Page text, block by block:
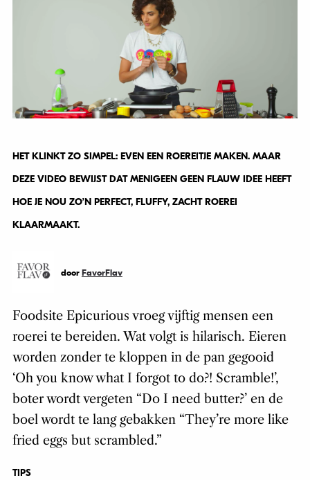
HET KLINKT ZO SIMPEL: EVEN EEN ROEREITJE MAKEN. MAAR
DEZE VIDEO BEWIJST DAT MENIGEEN GEEN FLAUW IDEE HEEFT
HOE JE NOU ZO’N PERFECT, FLUFFY, ZACHT ROEREI
KLAARMAAKT.
door FavorFlav
Foodsite Epicurious vroeg vijftig mensen een
roerei te bereiden. Wat volgt is hilarisch. Eieren
worden zonder te kloppen in de pan gegooid
‘Oh you know what I forgot to do?! Scramble!’,
boter wordt vergeten “Do I need butter?’ en de
boel wordt te lang gebakken “They’re more like
fried eggs but scrambled.”
TIPS